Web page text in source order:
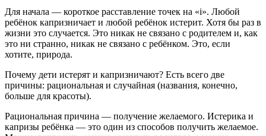
Для начала — короткое расставление точек на «i». Любой
ребёнок капризничает и любой ребёнок истерит. Хотя бы раз в
жизни это случается. Это никак не связано с родителем и, как
это ни странно, никак не связано с ребёнком. Это, если
хотите, природа.
Почему дети истерят и капризничают? Есть всего две
причины: рациональная и случайная (названия, конечно,
больше для красоты).
Рациональная причина — получение желаемого. Истерика и
капризы ребёнка — это один из способов получить желаемое.